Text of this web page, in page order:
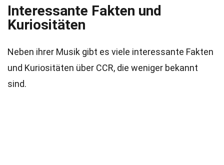
Interessante Fakten und
Kuriositäten
Neben ihrer Musik gibt es viele interessante Fakten
und Kuriositäten über CCR, die weniger bekannt
sind.